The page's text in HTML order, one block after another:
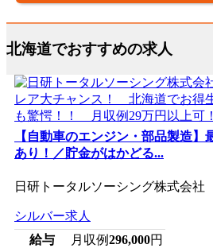
北海道でおすすめの求人
【自動車のエンジン・部品製造】
あり！／貯金がはかどる...
日研トータルソーシング株式会
シルバー求人
給与
月収例296,000円